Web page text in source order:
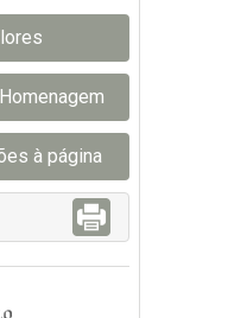
à página